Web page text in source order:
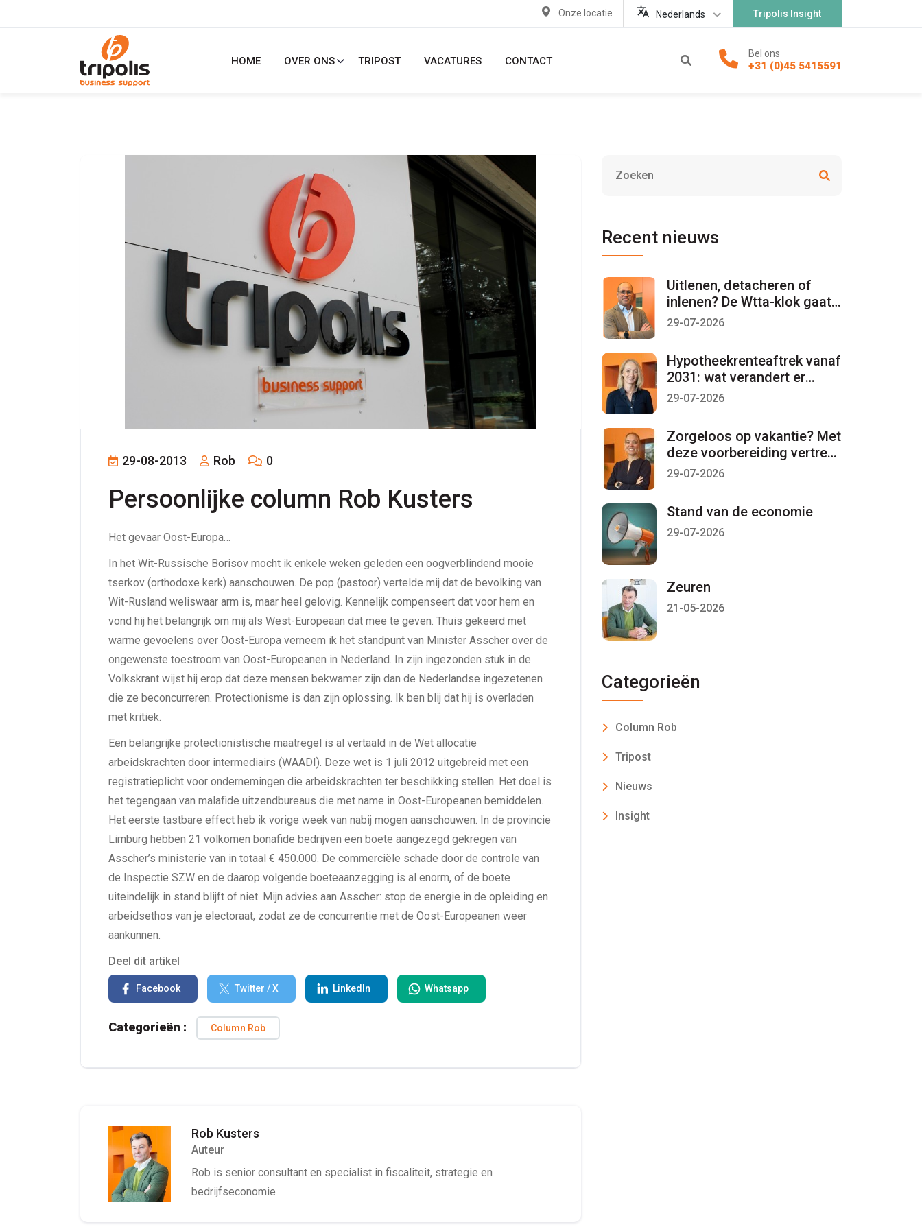
Tripolis Insight
Nederlands
Onze locatie
HOME OVER ONS TRIPOST VACATURES CONTACT
Bel ons
+31 (0)45 5415591
29-08-2013 Rob 0
Persoonlijke column Rob Kusters
Het gevaar Oost-Europa…
In het Wit-Russische Borisov mocht ik enkele weken geleden een oogverblindend mooie
tserkov (orthodoxe kerk) aanschouwen. De pop (pastoor) vertelde mij dat de bevolking van
Wit-Rusland weliswaar arm is, maar heel gelovig. Kennelijk compenseert dat voor hem en
vond hij het belangrijk om mij als West-Europeaan dat mee te geven. Thuis gekeerd met
warme gevoelens over Oost-Europa verneem ik het standpunt van Minister Asscher over de
ongewenste toestroom van Oost-Europeanen in Nederland. In zijn ingezonden stuk in de
Volkskrant wijst hij erop dat deze mensen bekwamer zijn dan de Nederlandse ingezetenen
die ze beconcurreren. Protectionisme is dan zijn oplossing. Ik ben blij dat hij is overladen
met kritiek.
Een belangrijke protectionistische maatregel is al vertaald in de Wet allocatie
arbeidskrachten door intermediairs (WAADI). Deze wet is 1 juli 2012 uitgebreid met een
registratieplicht voor ondernemingen die arbeidskrachten ter beschikking stellen. Het doel is
het tegengaan van malafide uitzendbureaus die met name in Oost-Europeanen bemiddelen.
Het eerste tastbare effect heb ik vorige week van nabij mogen aanschouwen. In de provincie
Limburg hebben 21 volkomen bonafide bedrijven een boete aangezegd gekregen van
Asscher’s ministerie van in totaal € 450.000. De commerciële schade door de controle van
de Inspectie SZW en de daarop volgende boeteaanzegging is al enorm, of de boete
uiteindelijk in stand blijft of niet. Mijn advies aan Asscher: stop de energie in de opleiding en
arbeidsethos van je electoraat, zodat ze de concurrentie met de Oost-Europeanen weer
aankunnen.
Deel dit artikel
Facebook Twitter / X LinkedIn Whatsapp
Categorieën : Column Rob
Rob Kusters
Auteur
Rob is senior consultant en specialist in fiscaliteit, strategie en
bedrijfseconomie
Recent nieuws
Uitlenen, detacheren of
inlenen? De Wtta-klok gaat
per 1 januari 2027 lopen
29-07-2026
Hypotheekrenteaftrek vanaf
2031: wat verandert er
mogelijk?
29-07-2026
Zorgeloos op vakantie? Met
deze voorbereiding vertrekt
u met een gerust gevoel
29-07-2026
Stand van de economie
29-07-2026
Zeuren
21-05-2026
Categorieën
Column Rob
Tripost
Nieuws
Insight